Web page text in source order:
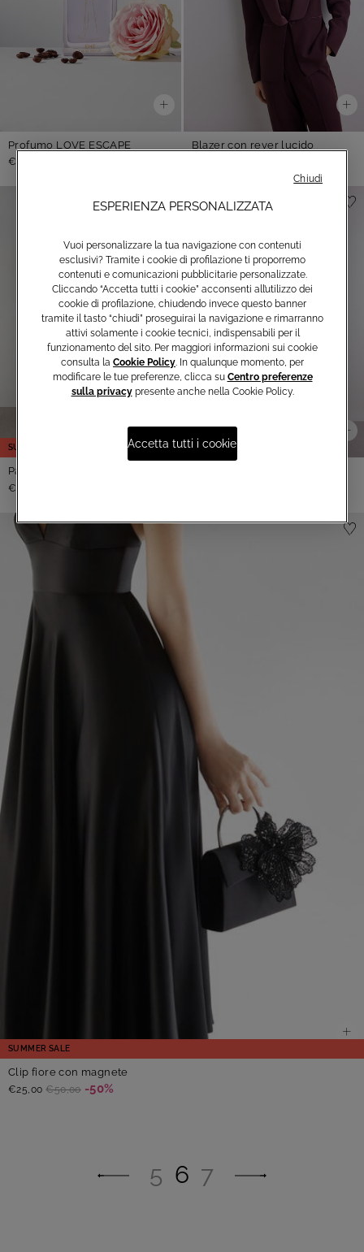
Profumo LOVE ESCAPE
€89,00
Blazer con rever lucido
SUMMER SALE
Pantaloni a palazzo
€195,00
SUMMER SALE
Clip fiore con magnete
€25,00 €50,00 -50%
5 6 7
ESPERIENZA PERSONALIZZATA
Vuoi personalizzare la tua navigazione con contenuti
esclusivi? Tramite i cookie di profilazione ti proporremo
contenuti e comunicazioni pubblicitarie personalizzate.
Cliccando “Accetta tutti i cookie” acconsenti all’utilizzo dei
cookie di profilazione, chiudendo invece questo banner
tramite il tasto “chiudi” proseguirai la navigazione e rimarranno
attivi solamente i cookie tecnici, indispensabili per il
funzionamento del sito. Per maggiori informazioni sui cookie
consulta la Cookie Policy . In qualunque momento, per
modificare le tue preferenze, clicca su Centro preferenze
sulla privacypresente anche nella Cookie Policy.
Accetta tutti i cookie
Chiudi